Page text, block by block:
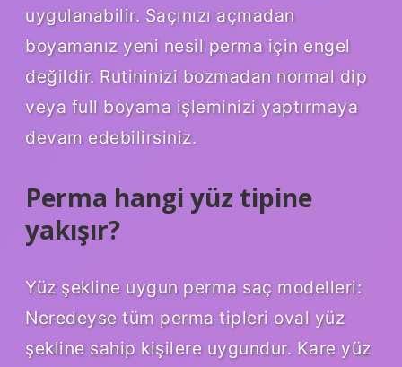
uygulanabilir. Saçınızı açmadan
boyamanız yeni nesil perma için engel
değildir. Rutininizi bozmadan normal dip
veya full boyama işleminizi yaptırmaya
devam edebilirsiniz.
Perma hangi yüz tipine
yakışır?
Yüz şekline uygun perma saç modelleri:
Neredeyse tüm perma tipleri oval yüz
şekline sahip kişilere uygundur. Kare yüz